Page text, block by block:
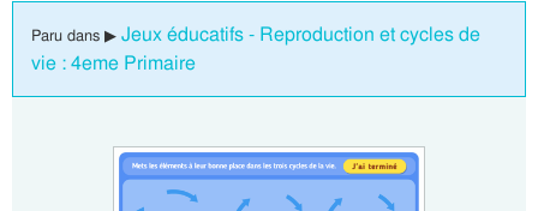
Paru dans ▶ Jeux éducatifs - Reproduction et cycles de
vie : 4eme Primaire